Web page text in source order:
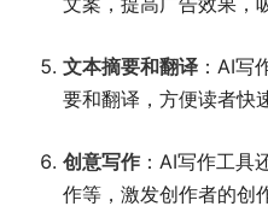
文本摘要和翻译 ：AI写
要和翻译，方便读者快
创意写作 ：AI写作工具
作等，激发创作者的创